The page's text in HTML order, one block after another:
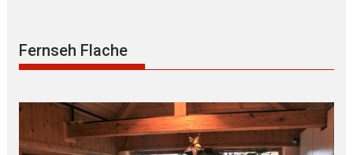
Fernseh Flache